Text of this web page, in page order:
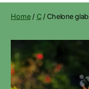
Tila
Home/ C/ Chelone